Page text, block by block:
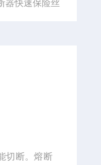
器快速保险丝
切断。熔断